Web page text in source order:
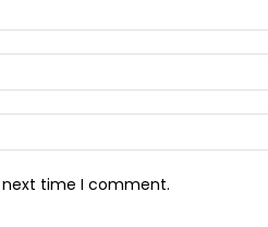
time I comment.